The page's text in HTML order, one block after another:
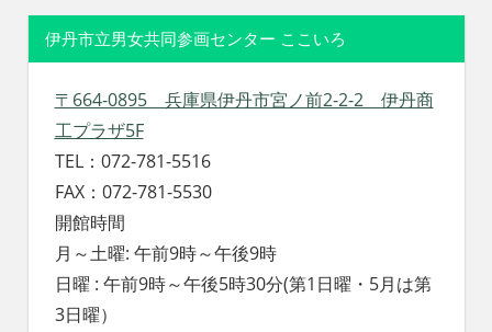
伊丹市立男女共同参画センター ここいろ
〒664-0895 兵庫県伊丹市宮ノ前2-2-2 伊丹商
工プラザ5F
TEL：072-781-5516
FAX：072-781-5530
開館時間
月～土曜: 午前9時～午後9時
日曜 : 午前9時～午後5時30分(第1日曜・5月は第
3日曜）